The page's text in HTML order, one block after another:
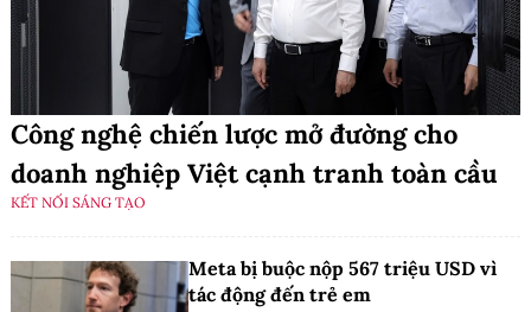
Công nghệ chiến lược mở đường cho
doanh nghiệp Việt cạnh tranh toàn cầu
KẾT NỐI SÁNG TẠO
Meta bị buộc nộp 567 triệu USD vì
tác động đến trẻ em